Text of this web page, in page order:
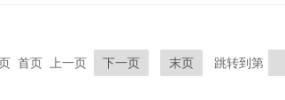
首页 上一页 下一页 末页 跳转到第